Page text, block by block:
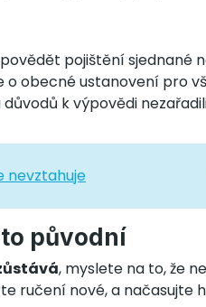
pojištění sjednané
o obecné ustanovení pro
k výpovědi
nevztahuje
původní
, myslete na to, že
ručení nové, a načasujte